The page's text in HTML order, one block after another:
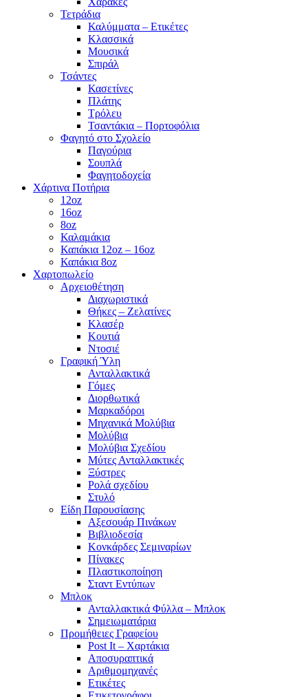
Τετράδια
Καλύμματα – Ετικέτες
Κλασσικά
Μουσικά
Σπιράλ
Τσάντες
Κασετίνες
Πλάτης
Τρόλευ
Τσαντάκια – Πορτοφόλια
Φαγητό στο Σχολείο
Παγούρια
Σουπλά
Φαγητοδοχεία
Χάρτινα Ποτήρια
12oz
16oz
8oz
Καλαμάκια
Καπάκια 12oz – 16oz
Καπάκια 8oz
Χαρτοπωλείο
Αρχειοθέτηση
Διαχωριστικά
Θήκες – Ζελατίνες
Κλασέρ
Κουτιά
Ντοσιέ
Γραφική Ύλη
Ανταλλακτικά
Γόμες
Διορθωτικά
Μαρκαδόροι
Μηχανικά Μολύβια
Μολύβια
Μολύβια Σχεδίου
Μύτες Ανταλλακτικές
Ξύστρες
Ρολά σχεδίου
Στυλό
Είδη Παρουσίασης
Αξεσουάρ Πινάκων
Βιβλιοδεσία
Κονκάρδες Σεμιναρίων
Πίνακες
Πλαστικοποίηση
Σταντ Εντύπων
Μπλοκ
Ανταλλακτικά Φύλλα – Μπλοκ
Σημειωματάρια
Προμήθειες Γραφείου
Post It – Χαρτάκια
Αποσυραπτικά
Αριθμομηχανές
Ετικέτες